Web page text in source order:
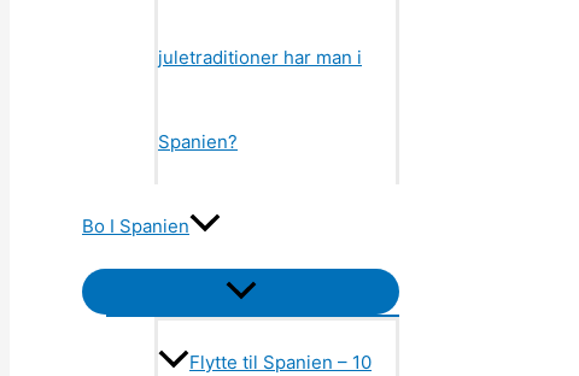
juletraditioner har man i
Spanien?
Bo I Spanien
Menu
Toggle
Flytte til Spanien – 10